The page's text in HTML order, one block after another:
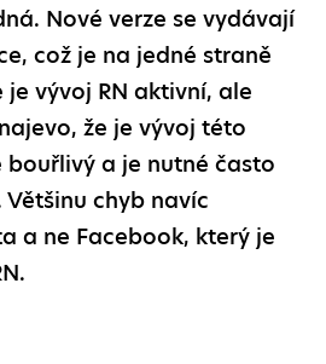
Nové verze se vydávají
což je na jedné straně
je vývoj RN aktivní, ale
že je vývoj této
a je nutné často
chyb navíc
a ne Facebook, který je